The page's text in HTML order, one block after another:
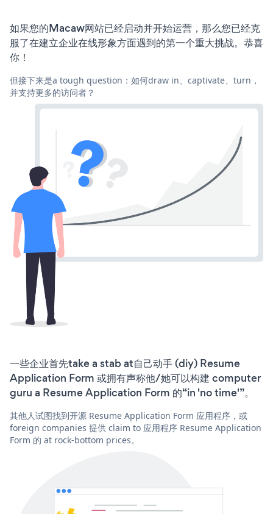
如果您的Macaw网站已经启动并开始运营，那么您已经克
服了在建立企业在线形象方面遇到的第一个重大挑战。恭喜
你！
但接下来是a tough question：如何draw in、captivate、turn，
并支持更多的访问者？
一些企业首先take a stab at自己动手 (diy) Resume
Application Form 或拥有声称他/她可以构建 computer
guru a Resume Application Form 的“in 'no time'”。
其他人试图找到开源 Resume Application Form 应用程序，或
foreign companies 提供 claim to 应用程序 Resume Application
Form 的 at rock-bottom prices。